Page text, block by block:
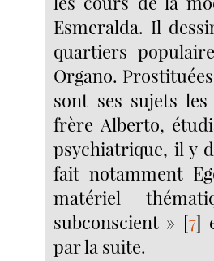
Esmeralda. Il
quartiers
Organo.
sont ses sujets
frère Alberto,
psychiatrique, il y
fait notamment
matériel
subconscient » [7]
par la suite.